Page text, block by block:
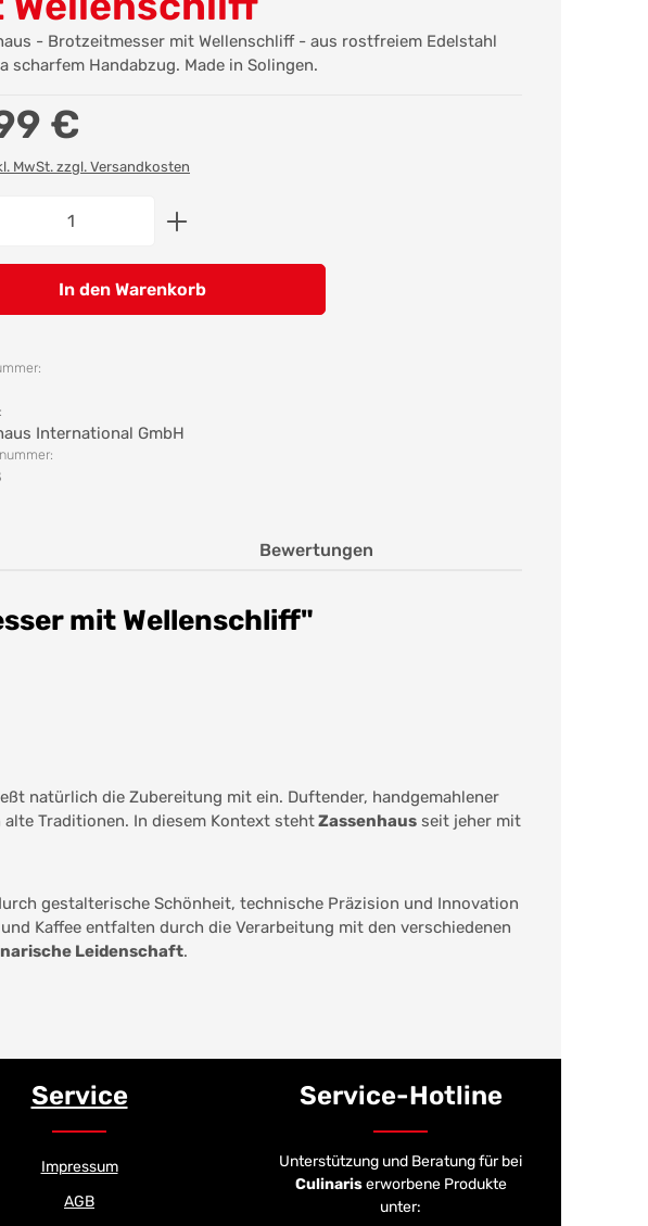
- Brotzeitmesser mit Wellenschliff - aus rostfreiem Edelstahl
scharfem Handabzug. Made in Solingen.
Preis:€
MwSt. zzgl. Versandkosten
Anzahl: Gib den gewünschten Wert ein oder
In den Warenkorb
International GmbH
Bewertungen
mit Wellenschliff"
natürlich die Zubereitung mit ein. Duftender, handgemahlener
Traditionen. In diesem Kontext stehtZassenhaus seit jeher mit
gestalterische Schönheit, technische Präzision und Innovation
Kaffee entfalten durch die Verarbeitung mit den verschiedenen
Leidenschaft.
Service
Impressum
AGB
Service-Hotline
Unterstützung und Beratung für bei
Culinariserworbene Produkte
unter: